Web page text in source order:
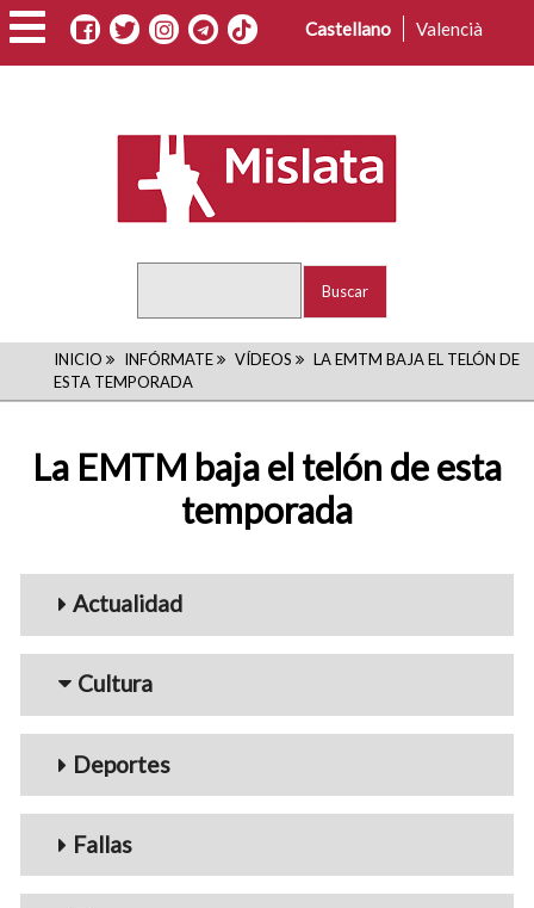
Pasar
al
contenido
Castellano Valencià
RUTA
DE
NAVEGACIÓN
INICIO INFÓRMATE VÍDEOS
LA EMTM BAJA EL TELÓN DE
ESTA TEMPORADA
La EMTM baja el telón de esta
temporada
Menu_Videos
Actualidad
Cultura
Deportes
Fallas